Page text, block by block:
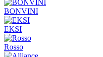
BONVINI
EKSI
Rosso